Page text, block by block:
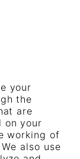
your
the
are
on your
working of
also use